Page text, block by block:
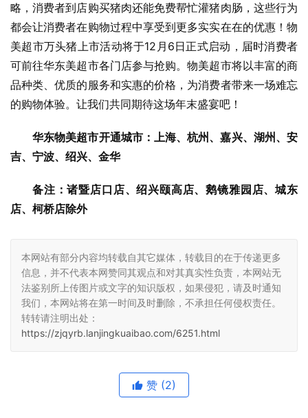
略，消费者到店购买猪肉还能免费帮忙灌猪肉肠，这些行为
都会让消费者在购物过程中享受到更多实实在在的优惠！物
美超市万头猪上市活动将于12月6日正式启动，届时消费者
可前往华东美超市各门店参与抢购。物美超市将以丰富的商
品种类、优质的服务和实惠的价格，为消费者带来一场难忘
的购物体验。让我们共同期待这场年末盛宴吧！
华东物美超市开通城市：上海、杭州、嘉兴、湖州、安
吉、宁波、绍兴、金华
备注：诸暨店口店、绍兴颐高店、鹅镜雅园店、城东
店、柯桥店除外
本网站有部分内容均转载自其它媒体，转载目的在于传递更多
信息，并不代表本网赞同其观点和对其真实性负责，本网站无
法鉴别所上传图片或文字的知识版权，如果侵犯，请及时通知
我们，本网站将在第一时间及时删除，不承担任何侵权责任。
转转请注明出处：
https://zjqyrb.lanjingkuaibao.com/6251.html
赞 (2)